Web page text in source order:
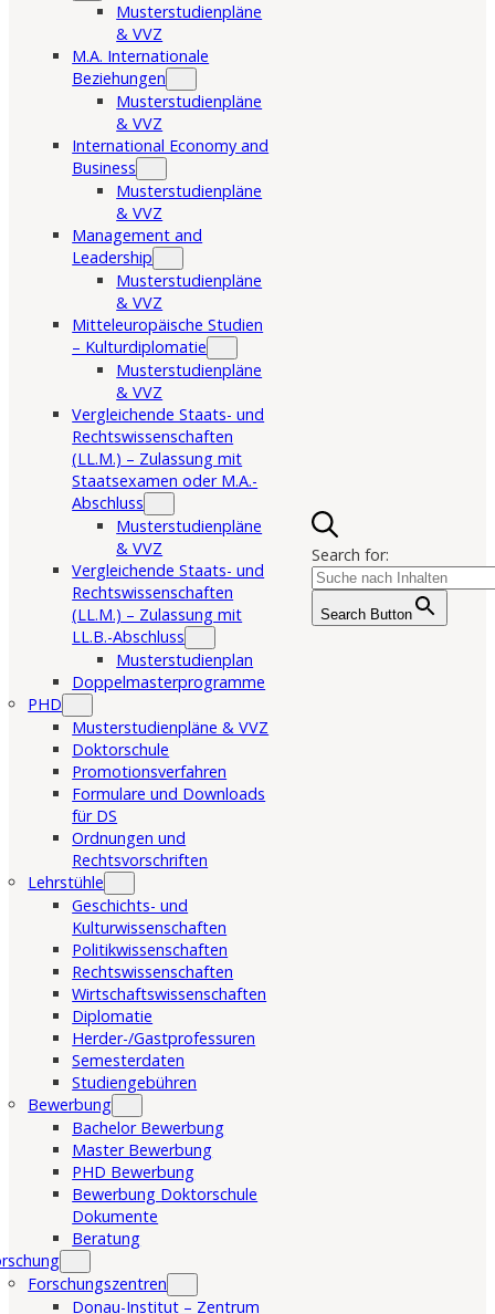
Musterstudienpläne
& VVZ
M.A. Internationale
Beziehungen
Musterstudienpläne
& VVZ
International Economy and
Business
Musterstudienpläne
& VVZ
Management and
Leadership
Musterstudienpläne
& VVZ
Mitteleuropäische Studien
– Kulturdiplomatie
Musterstudienpläne
& VVZ
Vergleichende Staats- und
Rechtswissenschaften
(LL.M.) – Zulassung mit
Staatsexamen oder M.A.-
Abschluss
Musterstudienpläne
& VVZ
Vergleichende Staats- und
Rechtswissenschaften
(LL.M.) – Zulassung mit
LL.B.-Abschluss
Musterstudienplan
Doppelmasterprogramme
PHD
Musterstudienpläne & VVZ
Doktorschule
Promotionsverfahren
Formulare und Downloads
für DS
Ordnungen und
Rechtsvorschriften
Lehrstühle
Geschichts- und
Kulturwissenschaften
Politikwissenschaften
Rechtswissenschaften
Wirtschaftswissenschaften
Diplomatie
Herder-/Gastprofessuren
Semesterdaten
Studiengebühren
Bewerbung
Bachelor Bewerbung
Master Bewerbung
PHD Bewerbung
Bewerbung Doktorschule
Dokumente
Beratung
Forschungszentren
Donau-Institut – Zentrum
Search for:
Search Button